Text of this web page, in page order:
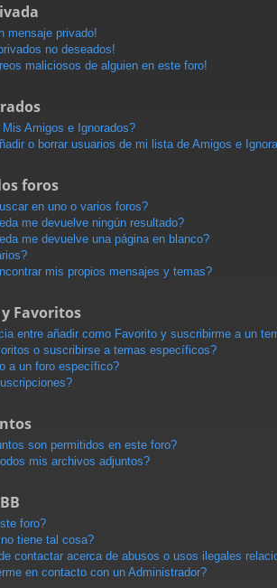
mensaje privado!
no deseados!
maliciosos de alguien en este foro!
Amigos e Ignorados?
o borrar usuarios de mi lista de Amigos e
foros
en uno o varios foros?
me devuelve ningún resultado?
me devuelve una página en blanco?
mis propios mensajes y temas?
Favoritos
entre añadir como Favorito y suscribirme a un
o suscribirse a temas específicos?
a un foro específico?
son permitidos en este foro?
mis archivos adjuntos?
foro?
tiene tal cosa?
contactar acerca de abusos o usos ilegales
en contacto con un Administrador?